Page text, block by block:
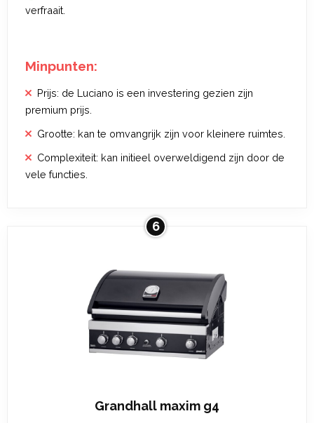
verfraait.
Minpunten:
Prijs: de Luciano is een investering gezien zijn
premium prijs.
Grootte: kan te omvangrijk zijn voor kleinere ruimtes.
Complexiteit: kan initieel overweldigend zijn door de
vele functies.
6
Grandhall maxim g4